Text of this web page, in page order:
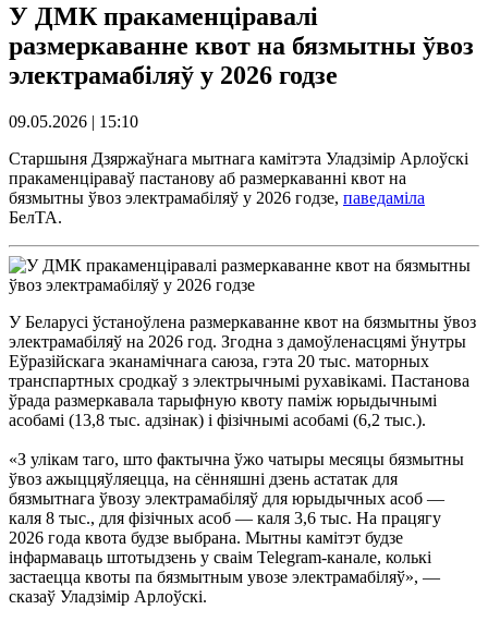
У ДМК пракаменціравалі
размеркаванне квот на бязмытны ўвоз
электрамабіляў у 2026 годзе
09.05.2026 | 15:10
Старшыня Дзяржаўнага мытнага камітэта Уладзімір Арлоўскі
пракаменціраваў пастанову аб размеркаванні квот на
бязмытны ўвоз электрамабіляў у 2026 годзе, паведаміла
БелТА.
У Беларусі ўстаноўлена размеркаванне квот на бязмытны ўвоз
электрамабіляў на 2026 год. Згодна з дамоўленасцямі ўнутры
Еўразійскага эканамічнага саюза, гэта 20 тыс. маторных
транспартных сродкаў з электрычнымі рухавікамі. Пастанова
ўрада размеркавала тарыфную квоту паміж юрыдычнымі
асобамі (13,8 тыс. адзінак) і фізічнымі асобамі (6,2 тыс.).
«З улікам таго, што фактычна ўжо чатыры месяцы бязмытны
ўвоз ажыццяўляецца, на сённяшні дзень астатак для
бязмытнага ўвозу электрамабіляў для юрыдычных асоб —
каля 8 тыс., для фізічных асоб — каля 3,6 тыс. На працягу
2026 года квота будзе выбрана. Мытны камітэт будзе
інфармаваць штотыдзень у сваім Telegram-канале, колькі
застаецца квоты па бязмытным увозе электрамабіляў», —
сказаў Уладзімір Арлоўскі.